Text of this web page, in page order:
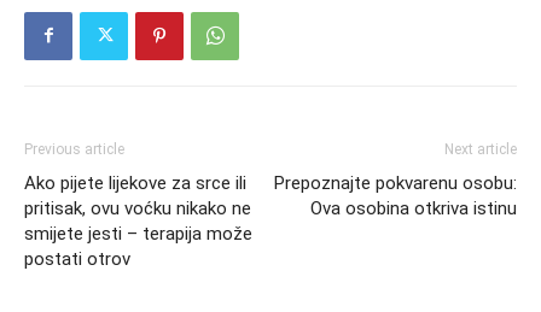
Previous article
Ako pijete lijekove za srce ili
pritisak, ovu voćku nikako ne
smijete jesti – terapija može
postati otrov
Next article
Prepoznajte pokvarenu osobu:
Ova osobina otkriva istinu